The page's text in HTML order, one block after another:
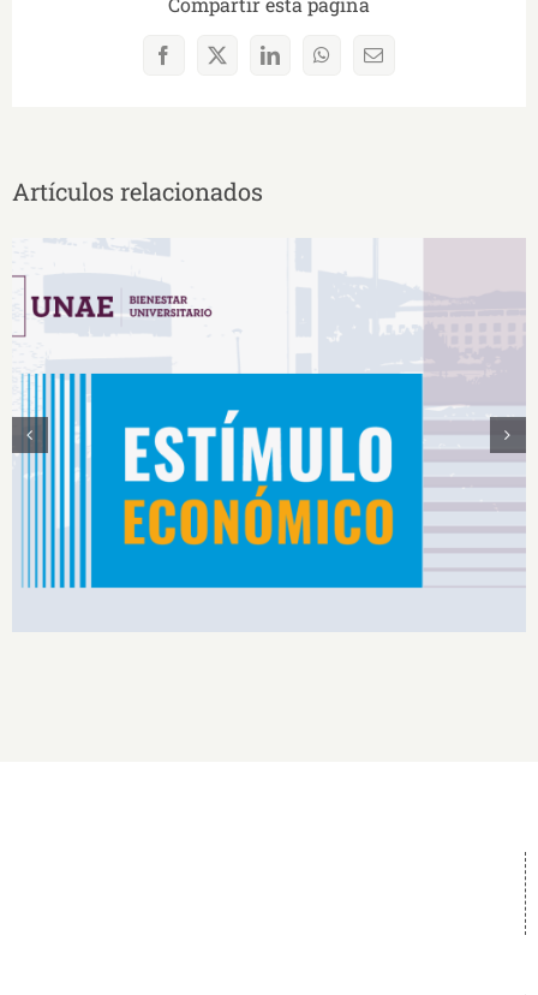
Facebook
X LinkedInWhatsAppCorreo
Artículos relacionados
Estímulos Económicos para Deportistas de Alto
Rendimiento IS2026